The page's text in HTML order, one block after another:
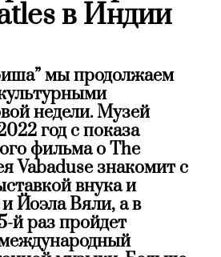
в Индии
мы продолжаем
недели. Музей
год с показа
фильма о The
Vabaduse знакомит с
внука и
Йоэла Вяли, а в
й раз пройдет